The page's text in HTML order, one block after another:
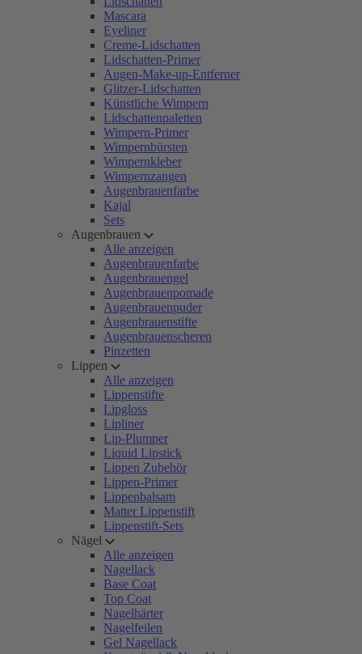
Mascara
Eyeliner
Creme-Lidschatten
Lidschatten-Primer
Augen-Make-up-Entferner
Glitzer-Lidschatten
Künstliche Wimpern
Lidschattenpaletten
Wimpern-Primer
Wimpernbürsten
Wimpernkleber
Wimpernzangen
Augenbrauenfarbe
Kajal
Sets
Augenbrauen
Alle anzeigen
Augenbrauenfarbe
Augenbrauengel
Augenbrauenpomade
Augenbrauenpuder
Augenbrauenstifte
Augenbrauenscheren
Pinzetten
Lippen
Alle anzeigen
Lippenstifte
Lipgloss
Lipliner
Lip-Plumper
Liquid Lipstick
Lippen Zubehör
Lippen-Primer
Lippenbalsam
Matter Lippenstift
Lippenstift-Sets
Nägel
Alle anzeigen
Nagellack
Base Coat
Top Coat
Nagelhärter
Nagelfeilen
Gel Nagellack